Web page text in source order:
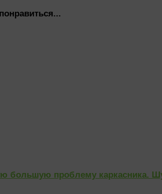
большую проблему каркасника.